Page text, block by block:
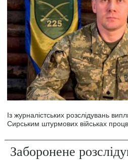
Із журналістських розслідувань
Сирським штурмових військах
Заборонене